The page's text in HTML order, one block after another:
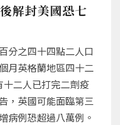
解封美國恐七
分之四十四點二人口
月英格蘭地區四十二
二人已打完二劑疫
，英國可能面臨第三
病例恐超過八萬例。